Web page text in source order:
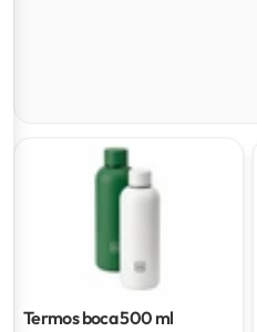
Termos boca500 ml